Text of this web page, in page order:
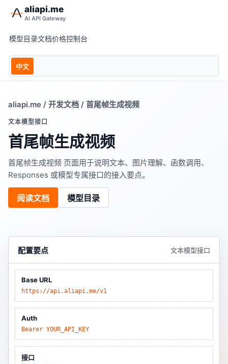
aliapi.me
AI API Gateway
模型目录文档价格控制台
中文
aliapi.me / 开发文档 / 首尾帧生成视频
文本模型接口
首尾帧生成视频
首尾帧生成视频 页面用于说明文本、图片理解、函数调用、
Responses 或模型专属接口的接入要点。
阅读文档 模型目录
配置要点 文本模型接口
Base URL
https://api.aliapi.me/v1
Auth
Bearer YOUR_API_KEY
接口